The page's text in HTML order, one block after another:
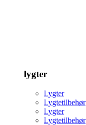
lygter
Lygter
Lygtetilbehør
Lygter
Lygtetilbehør